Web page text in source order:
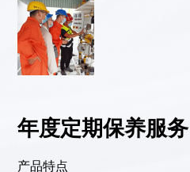
年度定期保养服务
产品特点